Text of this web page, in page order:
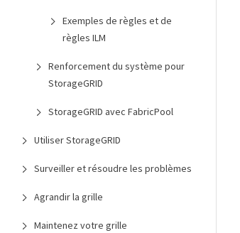
Exemples de règles et de
règles ILM
Renforcement du système pour
StorageGRID
StorageGRID avec FabricPool
Utiliser StorageGRID
Surveiller et résoudre les problèmes
Agrandir la grille
Maintenez votre grille